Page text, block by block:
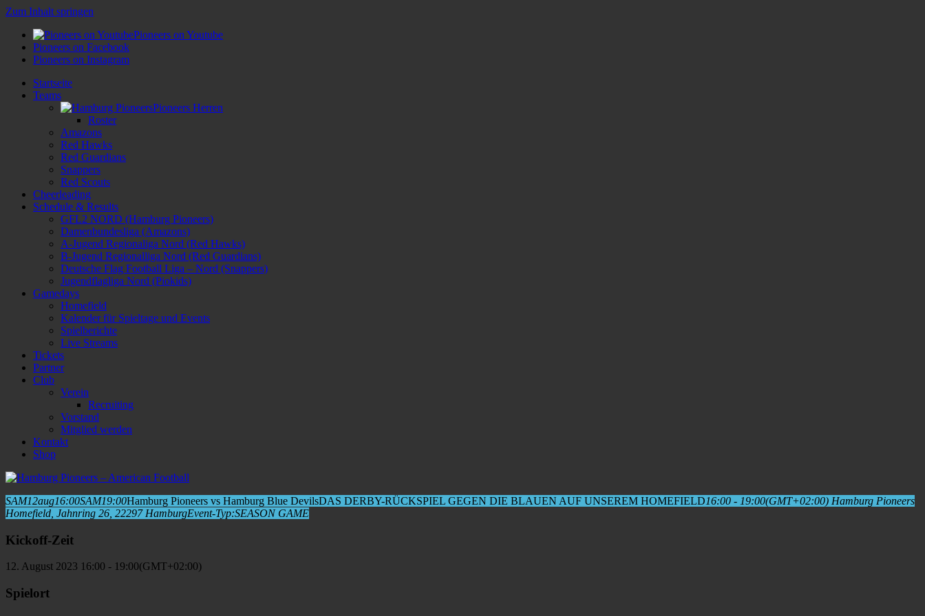
Zum Inhalt springen
Pioneers on Youtube
Pioneers on Facebook
Pioneers on Instagram
Startseite
Teams
Pioneers Herren
Roster
Amazons
Red Hawks
Red Guardians
Snappers
Red Scouts
Cheerleading
Schedule & Results
GFL2 NORD (Hamburg Pioneers)
Damenbundesliga (Amazons)
A-Jugend Regionaliga Nord (Red Hawks)
B-Jugend Regionalliga Nord (Red Guardians)
Deutsche Flag Football Liga – Nord (Snappers)
Jugendflagliga Nord (Piokids)
Gamedays
Homefield
Kalender für Spieltage und Events
Spielberichte
Live Streams
Tickets
Partner
Club
Verein
Recruiting
Vorstand
Mitglied werden
Kontakt
Shop
SAM12aug16:00SAM19:00Hamburg Pioneers vs Hamburg Blue DevilsDAS DERBY-RÜCKSPIEL GEGEN DIE BLAUEN AUF UNSEREM HOMEFIELD16:00 - 19:00(GMT+02:00) Hamburg Pioneers
Homefield , Jahnring 26, 22297 HamburgEvent-Typ:SEASON GAME
Kickoff-Zeit
12. August 2023 16:00 - 19:00(GMT+02:00)
Spielort